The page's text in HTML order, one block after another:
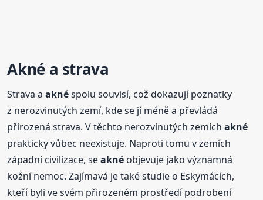
Aknéa strava
Strava aaknéspolu souvisí, což dokazují poznatky
z nerozvinutých zemí, kde se jí méně a převládá
přirozená strava. V těchto nerozvinutých zemíchakné
prakticky vůbec neexistuje. Naproti tomu v zemích
západní civilizace, seakné objevuje jako významná
kožní nemoc. Zajímavá je také studie o Eskymácích,
kteří byli ve svém přirozeném prostředí podrobení